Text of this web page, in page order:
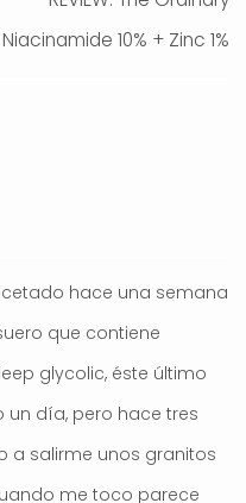
siguiente:
Niacinamide 10% + Zinc 1%
hace una semana
que contiene
glycolic, éste último
día, pero hace tres
a salirme unos granitos
me toco parece